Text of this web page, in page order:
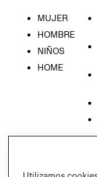
MUJER
HOMBRE
NIÑOS
HOME